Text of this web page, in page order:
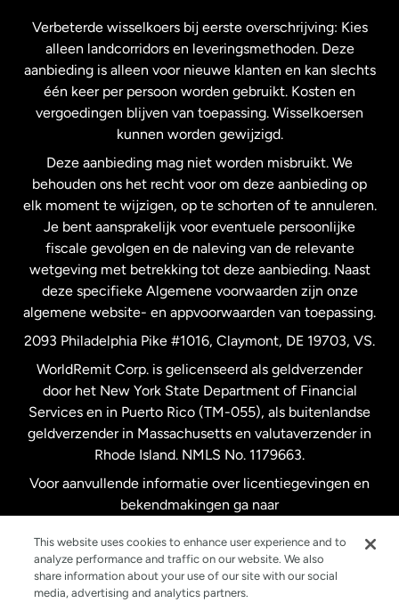
Maleisië
Nederland
Nieuw-Zeeland
Spanje
Verenigd Koninkrijk
Verenigde Staten English
Verenigde Staten Español
Zweden
Verbeterde wisselkoers bij eerste overschrijving: Kies
alleen landcorridors en leveringsmethoden. Deze
aanbieding is alleen voor nieuwe klanten en kan slechts
één keer per persoon worden gebruikt. Kosten en
vergoedingen blijven van toepassing. Wisselkoersen
kunnen worden gewijzigd.
Deze aanbieding mag niet worden misbruikt. We
behouden ons het recht voor om deze aanbieding op
elk moment te wijzigen, op te schorten of te annuleren.
Je bent aansprakelijk voor eventuele persoonlijke
fiscale gevolgen en de naleving van de relevante
wetgeving met betrekking tot deze aanbieding. Naast
deze specifieke Algemene voorwaarden zijn onze
algemene website- en appvoorwaarden van toepassing.
2093 Philadelphia Pike #1016, Claymont, DE 19703, VS.
WorldRemit Corp. is gelicenseerd als geldverzender
door het New York State Department of Financial
Services en in Puerto Rico (TM-055), als buitenlandse
geldverzender in Massachusetts en valutaverzender in
Rhode Island. NMLS No. 1179663.
Voor aanvullende informatie over licentiegevingen en
bekendmakingen ga naar
This website uses cookies to enhance user experience and to
analyze performance and traffic on our website. We also
share information about your use of our site with our social
media, advertising and analytics partners.